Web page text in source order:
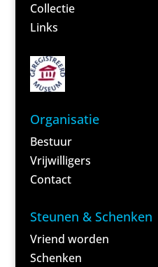
Collectie
Links
Organisatie
Bestuur
Vrijwilligers
Contact
Steunen & Schenken
Vriend worden
Schenken